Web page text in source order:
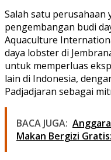
Salah satu
pengembangan budi
Aquaculture
daya lobster di
untuk memperluas
lain di Indonesia,
Padjadjaran sebagai
BACA JUGA:
Makan Bergizi